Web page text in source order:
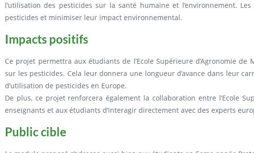
l’utilisation des pesticides sur la santé humaine et l’environnement.
pesticides et minimiser leur impact environnemental.
Impacts positifs
Ce projet permettra aux étudiants de l’Ecole Supérieure d’Agronomie
sur les pesticides. Cela leur donnera une longueur d’avance dans leur
d’utilisation de pesticides en Europe.
De plus, ce projet renforcera également la collaboration entre l’Ecole
enseignants et aux étudiants d’interagir directement avec des experts
Public cible